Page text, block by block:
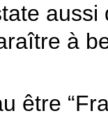
aussi
à
être